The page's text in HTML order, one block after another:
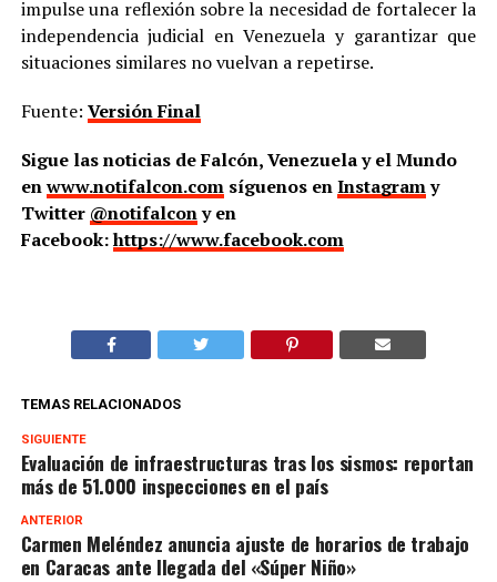
impulse una reflexión sobre la necesidad de fortalecer la
independencia judicial en Venezuela y garantizar que
situaciones similares no vuelvan a repetirse.
Fuente: Versión Final
Sigue las noticias de Falcón, Venezuela y el Mundo
enwww.notifalcon.comsíguenos enInstagramy
Twitter @notifalcony en
Facebook:https://www.facebook.com
TEMAS RELACIONADOS
SIGUIENTE
Evaluación de infraestructuras tras los sismos: reportan
más de 51.000 inspecciones en el país
ANTERIOR
Carmen Meléndez anuncia ajuste de horarios de trabajo
en Caracas ante llegada del «Súper Niño»